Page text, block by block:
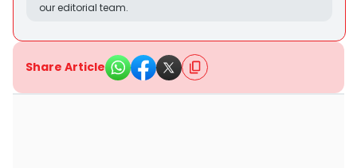
our editorial team.
Share Article